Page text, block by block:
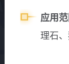
应用范
理石